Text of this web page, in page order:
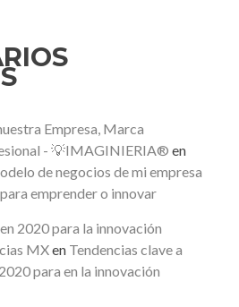
Empresa, Marca
- 💡IMAGINIERIA® en
de negocios de mi empresa
emprender o innovar
2020 para la innovación
MXen Tendencias clave a
para en la innovación